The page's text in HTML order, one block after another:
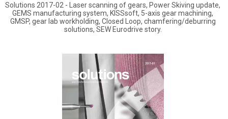
Solutions 2017-02 - Laser scanning of gears, Power Skiving update,
GEMS manufacturing system, KISSsoft, 5-axis gear machining,
GMSP, gear lab workholding, Closed Loop, chamfering/deburring
solutions, SEW Eurodrive story.